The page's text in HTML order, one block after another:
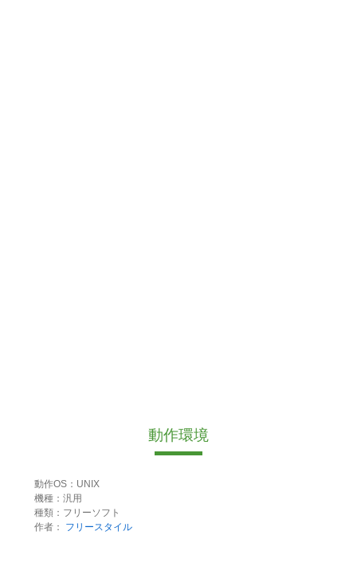
動作環境
動作OS：UNIX
機種：汎用
種類：フリーソフト
作者：
フリースタイル